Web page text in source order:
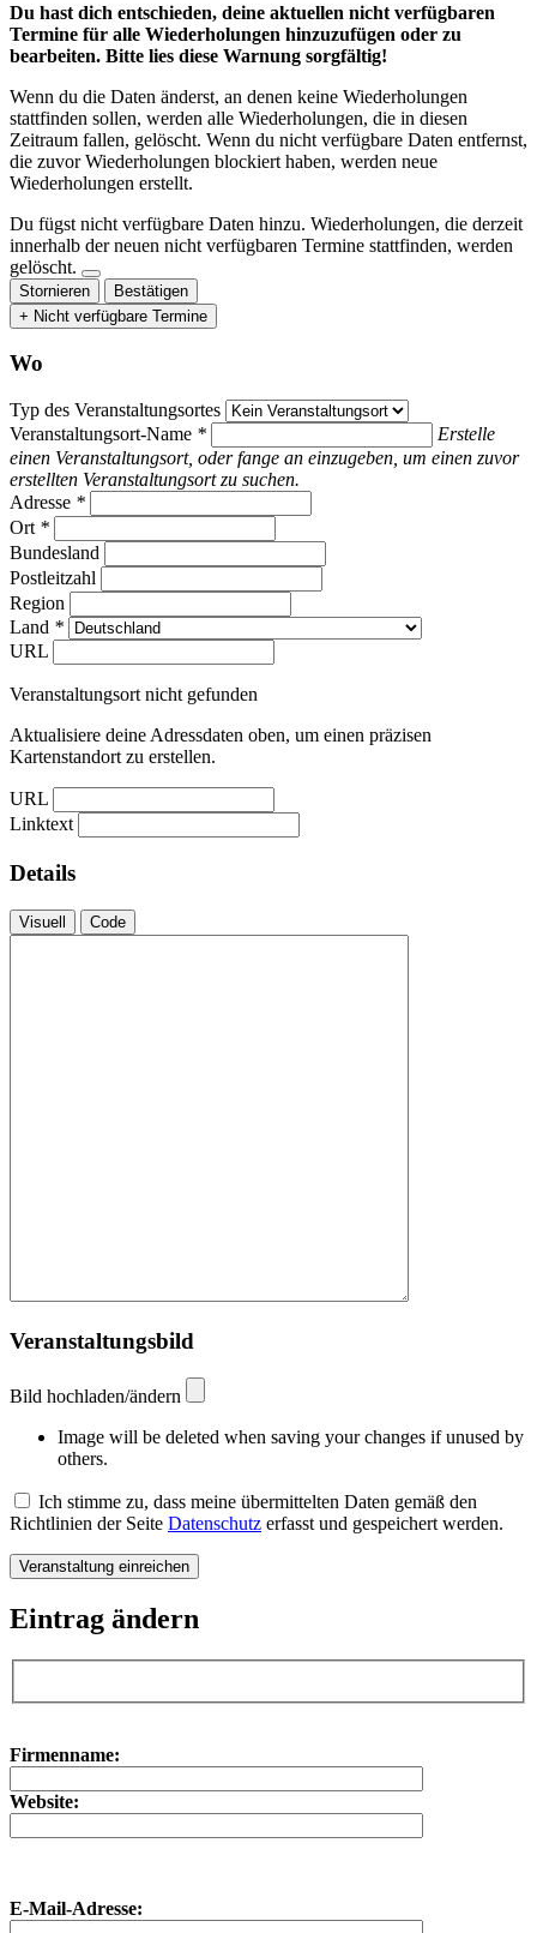
Du hast dich entschieden, deine aktuellen nicht verfügbaren
Termine für alle Wiederholungen hinzuzufügen oder zu
bearbeiten. Bitte lies diese Warnung sorgfältig!
Wenn du die Daten änderst, an denen keine Wiederholungen
stattfinden sollen, werden alle Wiederholungen, die in diesen
Zeitraum fallen, gelöscht. Wenn du nicht verfügbare Daten entfernst,
die zuvor Wiederholungen blockiert haben, werden neue
Wiederholungen erstellt.
Du fügst nicht verfügbare Daten hinzu. Wiederholungen, die derzeit
innerhalb der neuen nicht verfügbaren Termine stattfinden, werden
gelöscht.
Stornieren
Bestätigen
+ Nicht verfügbare Termine
Wo
Typ des Veranstaltungsortes
Veranstaltungsort-Name *
Erstelle
einen Veranstaltungsort, oder fange an einzugeben, um einen zuvor
erstellten Veranstaltungsort zu suchen.
Adresse *
Ort *
Bundesland
Postleitzahl
Region
Land *
URL
Veranstaltungsort nicht gefunden
Aktualisiere deine Adressdaten oben, um einen präzisen
Kartenstandort zu erstellen.
URL
Linktext
Details
Visuell Code
Veranstaltungsbild
Bild hochladen/ändern
Image will be deleted when saving your changes if unused by
others.
Ich stimme zu, dass meine übermittelten Daten gemäß den
Richtlinien der Seite Datenschutz erfasst und gespeichert werden.
Eintrag ändern
Firmenname:
Website:
E-Mail-Adresse: